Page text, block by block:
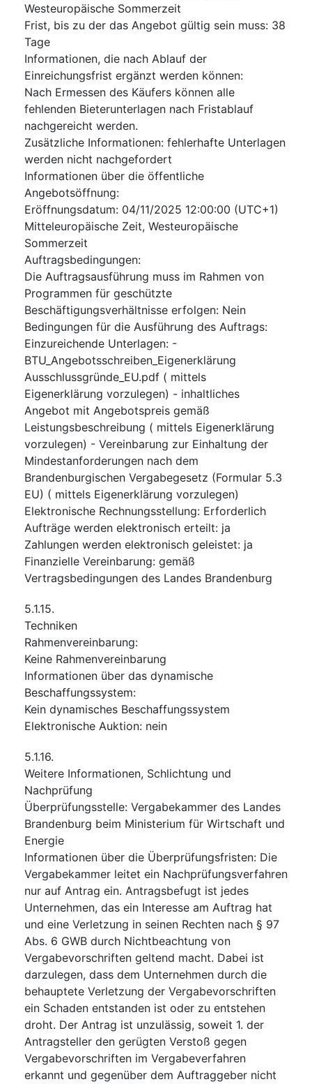
Westeuropäische Sommerzeit
Frist, bis zu der das Angebot gültig sein muss: 38
Tage
Informationen, die nach Ablauf der
Einreichungsfrist ergänzt werden können:
Nach Ermessen des Käufers können alle
fehlenden Bieterunterlagen nach Fristablauf
nachgereicht werden.
Zusätzliche Informationen: fehlerhafte Unterlagen
werden nicht nachgefordert
Informationen über die öffentliche
Angebotsöffnung:
Eröffnungsdatum: 04/11/2025 12:00:00 (UTC+1)
Mitteleuropäische Zeit, Westeuropäische
Sommerzeit
Auftragsbedingungen:
Die Auftragsausführung muss im Rahmen von
Programmen für geschützte
Beschäftigungsverhältnisse erfolgen: Nein
Bedingungen für die Ausführung des Auftrags:
Einzureichende Unterlagen: -
BTU_Angebotsschreiben_Eigenerklärung
Ausschlussgründe_EU.pdf ( mittels
Eigenerklärung vorzulegen) - inhaltliches
Angebot mit Angebotspreis gemäß
Leistungsbeschreibung ( mittels Eigenerklärung
vorzulegen) - Vereinbarung zur Einhaltung der
Mindestanforderungen nach dem
Brandenburgischen Vergabegesetz (Formular 5.3
EU) ( mittels Eigenerklärung vorzulegen)
Elektronische Rechnungsstellung: Erforderlich
Aufträge werden elektronisch erteilt: ja
Zahlungen werden elektronisch geleistet: ja
Finanzielle Vereinbarung: gemäß
Vertragsbedingungen des Landes Brandenburg
5.1.15.
Techniken
Rahmenvereinbarung:
Keine Rahmenvereinbarung
Informationen über das dynamische
Beschaffungssystem:
Kein dynamisches Beschaffungssystem
Elektronische Auktion: nein
5.1.16.
Weitere Informationen, Schlichtung und
Nachprüfung
Überprüfungsstelle: Vergabekammer des Landes
Brandenburg beim Ministerium für Wirtschaft und
Energie
Informationen über die Überprüfungsfristen: Die
Vergabekammer leitet ein Nachprüfungsverfahren
nur auf Antrag ein. Antragsbefugt ist jedes
Unternehmen, das ein Interesse am Auftrag hat
und eine Verletzung in seinen Rechten nach § 97
Abs. 6 GWB durch Nichtbeachtung von
Vergabevorschriften geltend macht. Dabei ist
darzulegen, dass dem Unternehmen durch die
behauptete Verletzung der Vergabevorschriften
ein Schaden entstanden ist oder zu entstehen
droht. Der Antrag ist unzulässig, soweit 1. der
Antragsteller den gerügten Verstoß gegen
Vergabevorschriften im Vergabeverfahren
erkannt und gegenüber dem Auftraggeber nicht